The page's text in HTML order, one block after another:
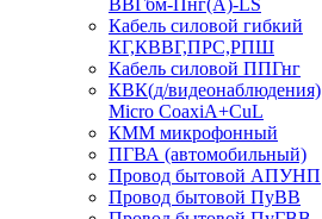
ВВГбм-Пнг(А)-LS
Кабель силовой гибкий
КГ,КВВГ,ПРС,РПШ
Кабель силовой ППГнг
КВК(д/видеонаблюдения)
Micro CoaxiA+CuL
КММ микрофонный
ПГВА (автомобильный)
Провод бытовой АПУНП
Провод бытовой ПуВВ